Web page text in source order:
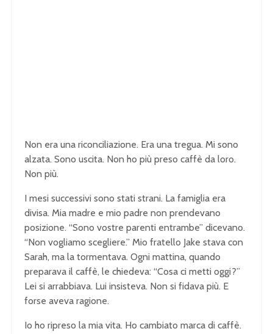
Non era una riconciliazione. Era una tregua. Mi sono
alzata. Sono uscita. Non ho più preso caffè da loro.
Non più.
I mesi successivi sono stati strani. La famiglia era
divisa. Mia madre e mio padre non prendevano
posizione. “Sono vostre parenti entrambe” dicevano.
“Non vogliamo scegliere.” Mio fratello Jake stava con
Sarah, ma la tormentava. Ogni mattina, quando
preparava il caffè, le chiedeva: “Cosa ci metti oggi?”
Lei si arrabbiava. Lui insisteva. Non si fidava più. E
forse aveva ragione.
Io ho ripreso la mia vita. Ho cambiato marca di caffè.